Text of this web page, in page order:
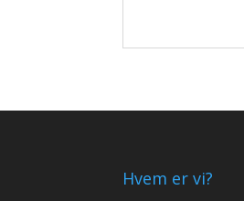
Hvem er vi?